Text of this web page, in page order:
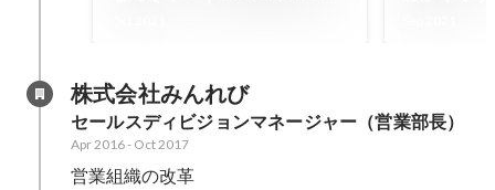
株式会社みんれび
セールスディビジョンマネージャー（営業部長）
Apr 2016- Oct 2017
営業組織の改革